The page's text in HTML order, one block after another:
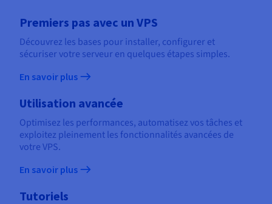
Premiers pas avec un VPS
Découvrez les bases pour installer, configurer et
sécuriser votre serveur en quelques étapes simples.
En savoir plus
Utilisation avancée
Optimisez les performances, automatisez vos tâches et
exploitez pleinement les fonctionnalités avancées de
votre VPS.
En savoir plus
Tutoriels